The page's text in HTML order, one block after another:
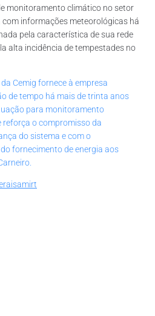
monitoramento climático no setor
informações meteorológicas há
pela característica de sua rede
alta incidência de tempestades no
Cemig fornece à empresa
de tempo há mais de trinta anos
para monitoramento
o compromisso da
do sistema e com o
fornecimento de energia aos
amirt